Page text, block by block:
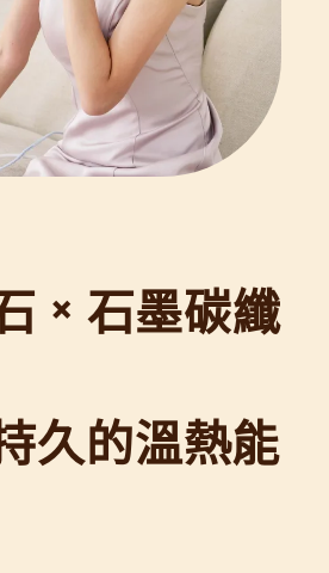
× 石墨碳纖
久的溫熱能